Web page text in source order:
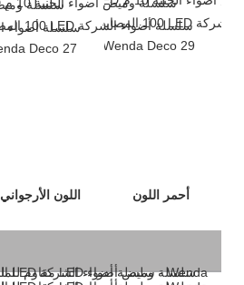
اللون الأرجواني أحمر اللون